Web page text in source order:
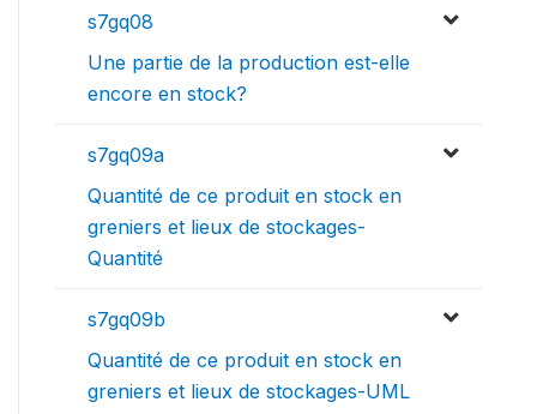
s7gq08
Une partie de la production est-elle
encore en stock?
s7gq09a
Quantité de ce produit en stock en
greniers et lieux de stockages-
Quantité
s7gq09b
Quantité de ce produit en stock en
greniers et lieux de stockages-UML